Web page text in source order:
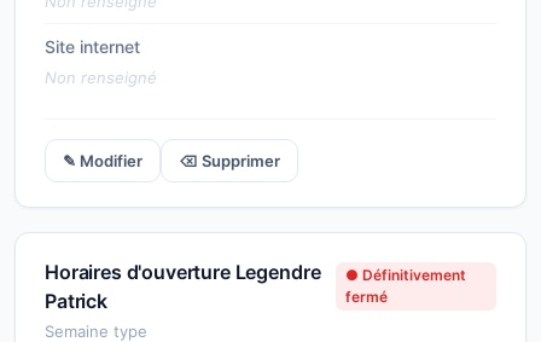
Site internet
Non renseigné
✎ Modifier ⌫ Supprimer
Horaires d'ouverture Legendre
Patrick
● Définitivement
fermé
Semaine type